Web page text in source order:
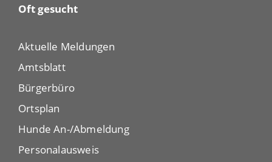
Oft gesucht
Aktuelle Meldungen
Amtsblatt
Bürgerbüro
Ortsplan
Hunde An-/Abmeldung
Personalausweis